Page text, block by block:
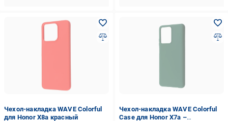
Чехол-накладка WAVE Colorful
для Honor X8a красный
Чехол-накладка WAVE Colorful
Case для Honor X7a –